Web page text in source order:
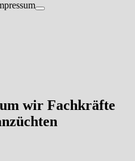
Untermenü
wir Fachkräfte